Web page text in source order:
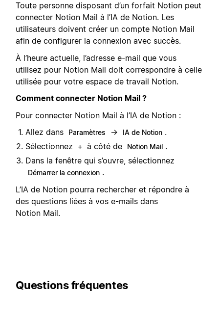
Toute personne disposant d’un forfait Notion peut
connecter Notion Mail à l’IA de Notion. Les
utilisateurs doivent créer un compte Notion Mail
afin de configurer la connexion avec succès.
À l’heure actuelle, l’adresse e-mail que vous
utilisez pour Notion Mail doit correspondre à celle
utilisée pour votre espace de travail Notion.
Comment connecter Notion Mail ?
Pour connecter Notion Mail à l’IA de Notion :
Allez dans
Paramètres → IA de Notion .
Sélectionnez
+ à côté de Notion Mail .
Dans la fenêtre qui s’ouvre, sélectionnez
Démarrer la connexion .
L’IA de Notion pourra rechercher et répondre à
des questions liées à vos e-mails dans
Notion Mail.
Questions fréquentes